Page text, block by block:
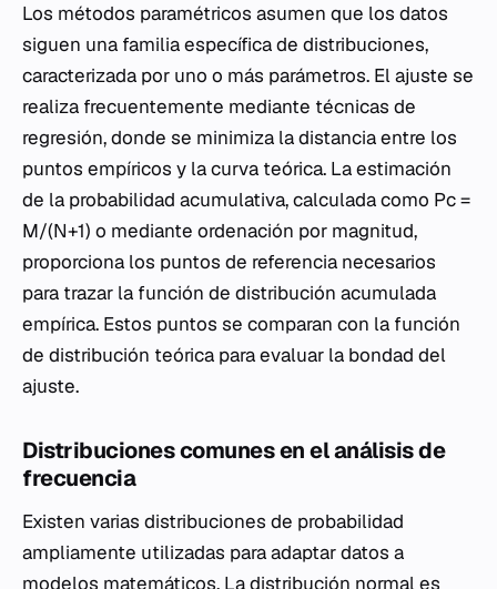
Los métodos paramétricos asumen que los datos
siguen una familia específica de distribuciones,
caracterizada por uno o más parámetros. El ajuste se
realiza frecuentemente mediante técnicas de
regresión, donde se minimiza la distancia entre los
puntos empíricos y la curva teórica. La estimación
de la probabilidad acumulativa, calculada como Pc =
M/(N+1) o mediante ordenación por magnitud,
proporciona los puntos de referencia necesarios
para trazar la función de distribución acumulada
empírica. Estos puntos se comparan con la función
de distribución teórica para evaluar la bondad del
ajuste.
Distribuciones comunes en el análisis de
frecuencia
Existen varias distribuciones de probabilidad
ampliamente utilizadas para adaptar datos a
modelos matemáticos. La distribución normal es